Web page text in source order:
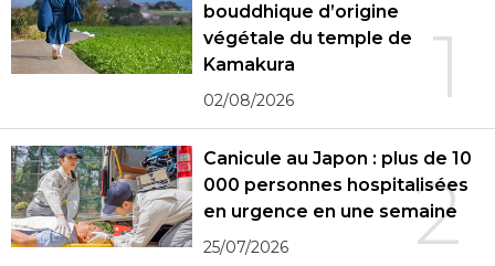
1
bouddhique d’origine
végétale du temple de
Kamakura
02/08/2026
2
Canicule au Japon : plus de 10
000 personnes hospitalisées
en urgence en une semaine
25/07/2026